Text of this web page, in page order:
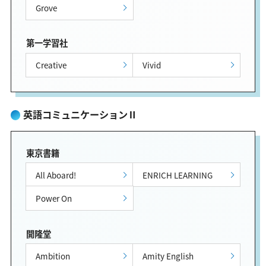
Grove
第一学習社
Creative Vivid
英語コミュニケーションⅡ
東京書籍
All Aboard!
ENRICH LEARNING
Power On
開隆堂
Ambition
Amity English